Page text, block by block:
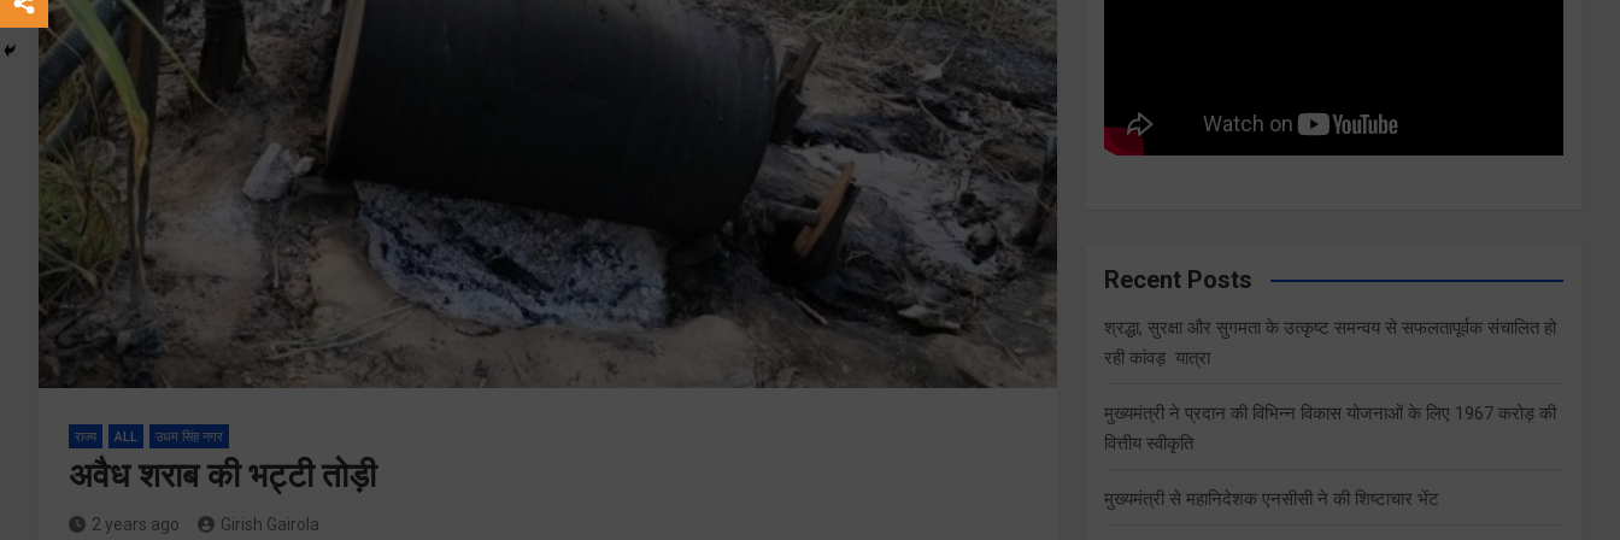
राज्य ALL उधम सिंह नगर
अवैध शराब की भट्टी तोड़ी
2 years ago Girish Gairola
Recent Posts
श्रद्धा, सुरक्षा और सुगमता के उत्कृष्ट समन्वय से सफलतापूर्वक संचालित हो
रही कांवड़ यात्रा
मुख्यमंत्री ने प्रदान की विभिन्न विकास योजनाओं के लिए 1967 करोड़ की
वित्तीय स्वीकृति
मुख्यमंत्री से महानिदेशक एनसीसी ने की शिष्टाचार भेंट